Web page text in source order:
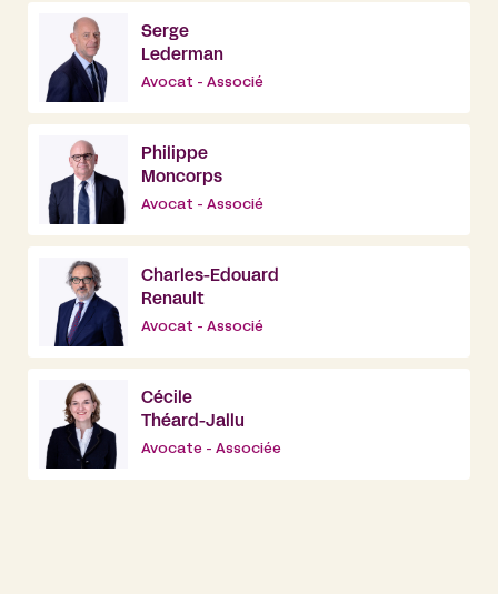
Serge
Lederman
Avocat - Associé
Philippe
Moncorps
Avocat - Associé
Charles-Edouard
Renault
Avocat - Associé
Cécile
Théard-Jallu
Avocate - Associée